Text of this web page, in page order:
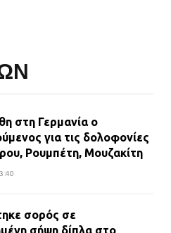
στη Γερμανία ο
για τις δολοφονίες
Ρουμπέτη, Μουζακίτη
σορός σε
σήψη δίπλα στο